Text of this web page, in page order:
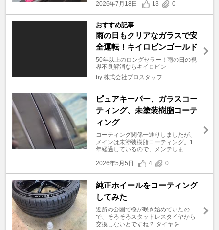
2026年7月18日
13 0
おすすめ記事
雨の日もクリアなガラスで安
全運転！キイロビンゴールド
50年以上のロングセラー！雨の日の視
界不良解消ならキイロビン
by 株式会社プロスタッフ
ピュアキーパー、ガラスコー
ティング、未塗装樹脂コーテ
ィング
コーティング関係一通りしましたが、
メインは未塗装樹脂コーティング。1
年経過しているので、メンテしま ...
2026年5月5日
4 0
純正ホイールをコーティング
してみた
近所の公園で桜が咲き始めていたの
で、そろそろスタッドレスタイヤから
交換しないとですね？ タイヤを ...